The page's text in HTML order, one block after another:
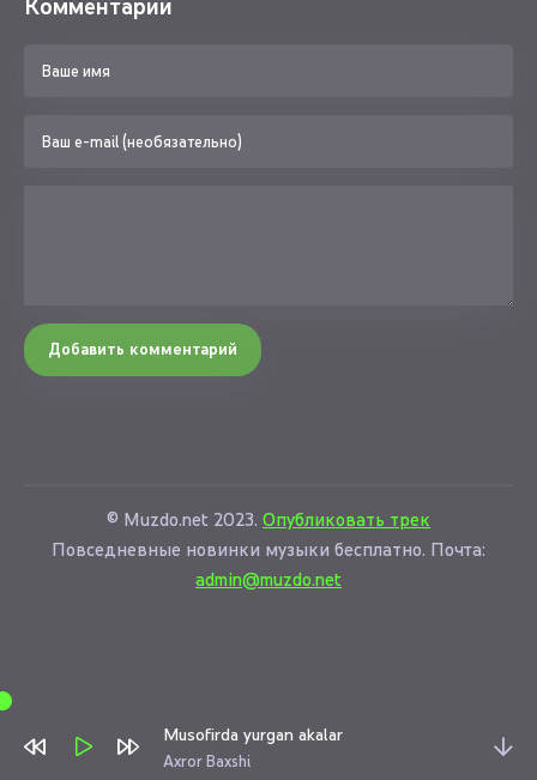
Комментарии
Добавить комментарий
© Muzdo.net 2023. Опубликовать трек
Повседневные новинки музыки бесплатно. Почта:
admin@muzdo.net
Musofirda yurgan akalar
Axror Baxshi